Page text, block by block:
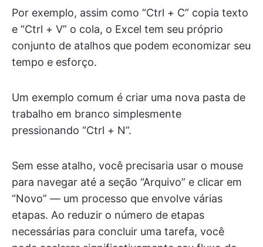
Por exemplo, assim como “Ctrl + C” copia texto
e “Ctrl + V” o cola, o Excel tem seu próprio
conjunto de atalhos que podem economizar seu
tempo e esforço.
Um exemplo comum é criar uma nova pasta de
trabalho em branco simplesmente
pressionando “Ctrl + N”.
Sem esse atalho, você precisaria usar o mouse
para navegar até a seção “Arquivo” e clicar em
“Novo” — um processo que envolve várias
etapas. Ao reduzir o número de etapas
necessárias para concluir uma tarefa, você